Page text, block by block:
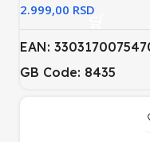
RSD
EAN:
GB Code: 8435